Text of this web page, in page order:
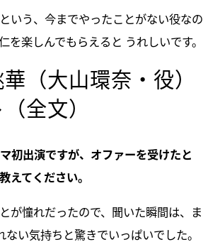
いう、今までやったことがない役なの
を楽しんでもらえると うれしいです。
（大山環奈・役）
全文）
出演ですが、オファーを受けたと
えてください。
が憧れだったので、聞いた瞬間は、ま
い気持ちと驚きでいっぱいでした。